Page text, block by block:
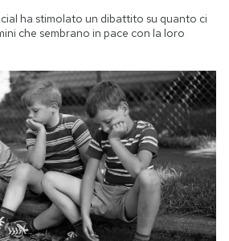
ha stimolato un dibattito su quanto ci
che sembrano in pace con la loro